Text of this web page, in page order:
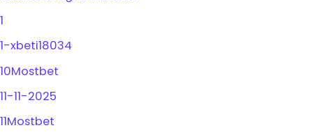
1
1-xbeti18034
10Mostbet
11-11-2025
11Mostbet